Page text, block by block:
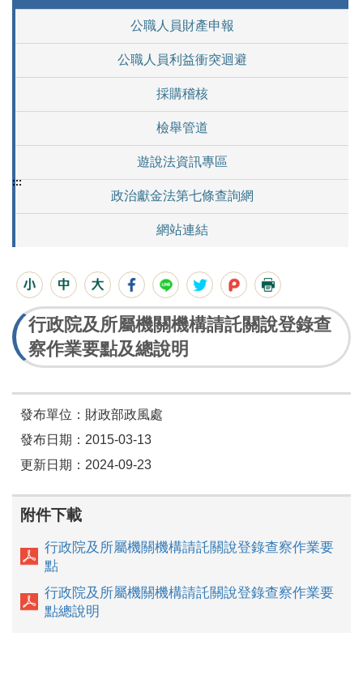
公職人員財產申報
公職人員利益衝突迴避
採購稽核
檢舉管道
遊說法資訊專區
政治獻金法第七條查詢網
網站連結
:::
行政院及所屬機關機構請託關說登錄查
察作業要點及總說明
發布單位：財政部政風處
發布日期：2015-03-13
更新日期：2024-09-23
附件下載
行政院及所屬機關機構請託關說登錄查察作業要
點
行政院及所屬機關機構請託關說登錄查察作業要
點總說明